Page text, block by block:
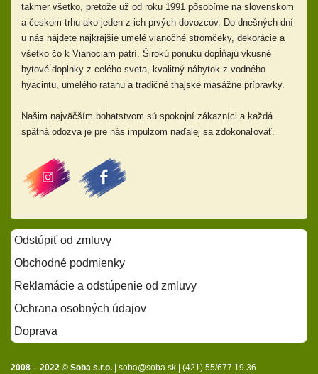
takmer všetko, pretože už od roku 1991 pôsobíme na slovenskom
a českom trhu ako jeden z ich prvých dovozcov. Do dnešných dní
u nás nájdete najkrajšie umelé vianočné stromčeky, dekorácie a
všetko čo k Vianociam patrí. Širokú ponuku dopĺňajú vkusné
bytové doplnky z celého sveta, kvalitný nábytok z vodného
hyacintu, umelého ratanu a tradičné thajské masážne prípravky.
Našim najväčším bohatstvom sú spokojní zákazníci a každá
spätná odozva je pre nás impulzom naďalej sa zdokonaľovať.
Odstúpiť od zmluvy
Obchodné podmienky
Reklamácie a odstúpenie od zmluvy
Ochrana osobných údajov
Doprava
2008 – 2022 © Soba s.r.o. soba@soba.sk (421) 55/677 19 36